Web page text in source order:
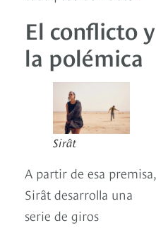
El conflicto y
la polémica
Sirât
A partir de esa premisa,
Sirât desarrolla una
serie de giros